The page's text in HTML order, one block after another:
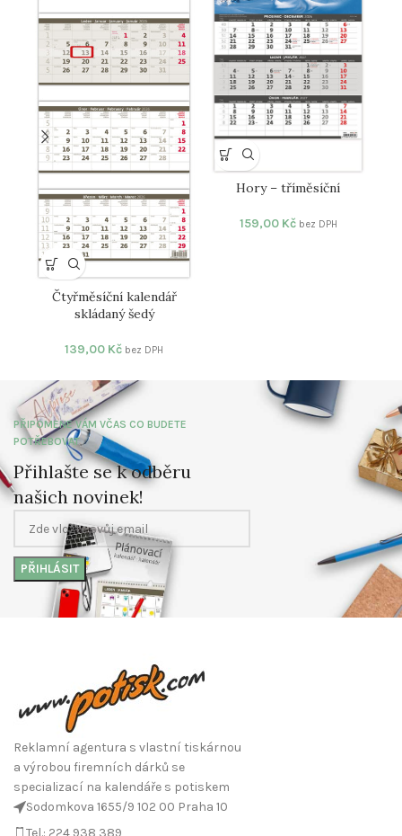
Čtyřměsíční kalendář
skládaný šedý
139,00 Kč bez DPH
Hory – tříměsíční
159,00 Kč bez DPH
PŘIPOMENE VÁM VČAS CO BUDETE
POTŘEBOVAT
Přihlašte se k odběru
našich novinek!
Reklamní agentura s vlastní tiskárnou
a výrobou firemních dárků se
specializací na kalendáře s potiskem
Sodomkova 1655/9 102 00 Praha 10